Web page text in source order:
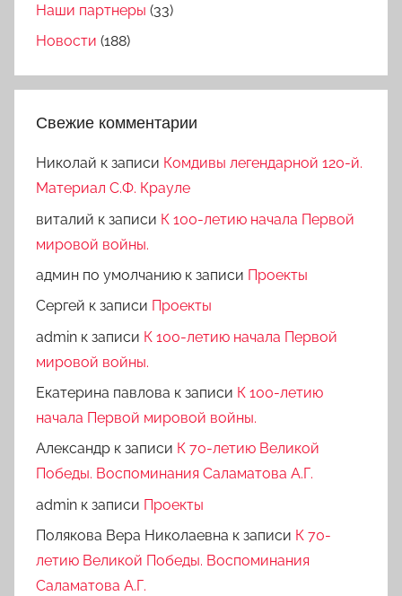
Наши партнеры (33)
Новости (188)
Свежие комментарии
Николай к записи Комдивы легендарной 120-й.
Материал С.Ф. Крауле
виталий к записи К 100-летию начала Первой
мировой войны.
админ по умолчанию к записи Проекты
Сергей к записи Проекты
admin к записи К 100-летию начала Первой
мировой войны.
Екатерина павлова к записи К 100-летию
начала Первой мировой войны.
Александр к записи К 70-летию Великой
Победы. Воспоминания Саламатова А.Г.
admin к записи Проекты
Полякова Вера Николаевна к записи К 70-
летию Великой Победы. Воспоминания
Саламатова А.Г.